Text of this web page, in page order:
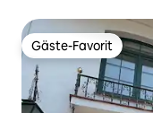
Gäste-Favorit
Gäste-Favorit